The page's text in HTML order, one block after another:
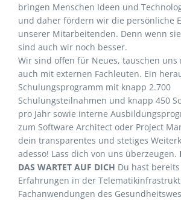
bringen Menschen Ideen und
und daher fördern wir die persönliche
unserer Mitarbeitenden. Denn wenn
sind auch wir noch besser.
Wir sind offen für Neues, tauschen uns
auch mit externen Fachleuten. Ein
Schulungsprogramm mit knapp 2.700
Schulungsteilnahmen und knapp 450
pro Jahr sowie interne
zum Software Architect oder Project
dein transparentes und stetiges
adesso! Lass dich von uns überzeugen.
DAS WARTET AUF DICH Du hast
Erfahrungen in der
Fachanwendungen des